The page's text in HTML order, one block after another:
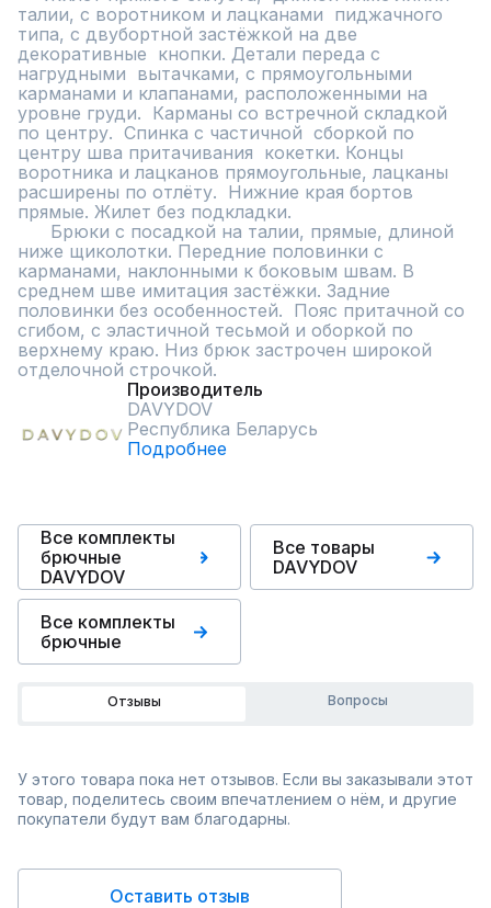
талии, с воротником и лацканами  пиджачного
типа, с двубортной застёжкой на две
декоративные  кнопки. Детали переда с
нагрудными  вытачками, с прямоугольными
карманами и клапанами, расположенными на
уровне груди.  Карманы со встречной складкой
по центру.  Спинка с частичной  сборкой по
центру шва притачивания  кокетки. Концы
воротника и лацканов прямоугольные, лацканы
расширены по отлёту.  Нижние края бортов
прямые. Жилет без подкладки.
ниже щиколотки. Передние половинки с
карманами, наклонными к боковым швам. В
среднем шве имитация застёжки. Задние
половинки без особенностей.  Пояс притачной со
сгибом, с эластичной тесьмой и оборкой по
верхнему краю. Низ брюк застрочен широкой
отделочной строчкой.
Производитель
DAVYDOV
Республика Беларусь
Подробнее
Все комплекты
брючные
DAVYDOV
Все товары
DAVYDOV
Все комплекты
брючные
Отзывы Вопросы
У этого товара пока нет отзывов. Если вы заказывали этот
товар, поделитесь своим впечатлением о нём, и другие
покупатели будут вам благодарны.
Оставить отзыв